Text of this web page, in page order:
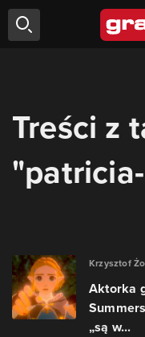
Treści z
Krzysztof
Aktorka
„są w...